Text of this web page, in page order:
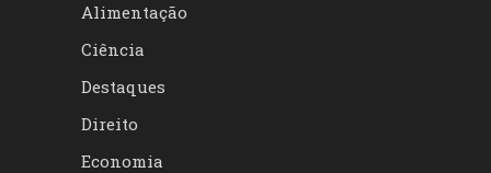
Alimentação
Ciência
Destaques
Direito
Economia